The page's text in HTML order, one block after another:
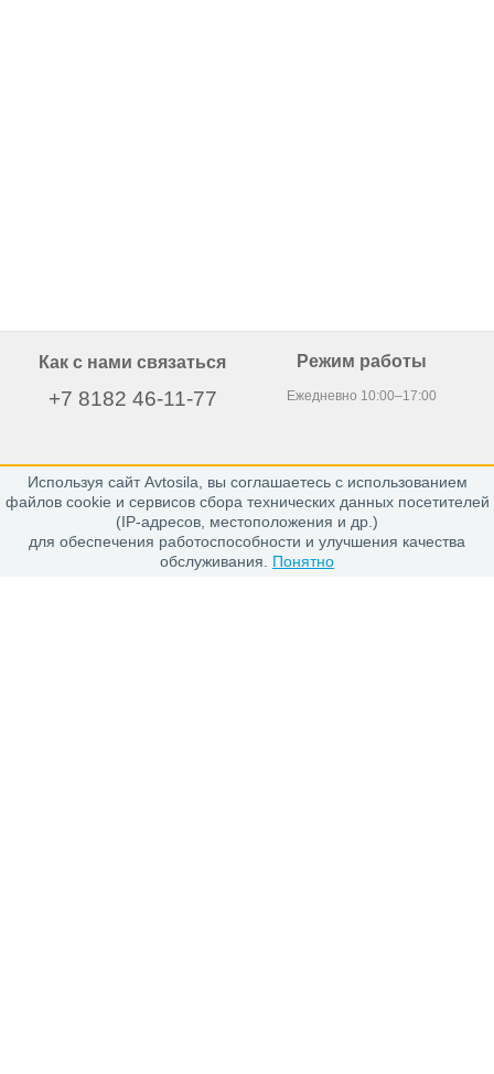
Используя сайт Avtosila, вы соглашаетесь с использованием
файлов cookie и сервисов сбора технических данных посетителей
(IP-адресов, местоположения и др.)
для обеспечения работоспособности и улучшения качества
обслуживания. Понятно
Как с нами связаться
+7 8182 46-11-77
163020, г. Архангельск,
пр. Никольский 15, офис 212
Режим работы
Ежедневно 10:00–17:00
Каталог